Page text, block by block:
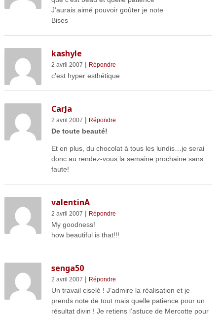
J’aurais aimé pouvoir goûter je note
Bises
kashyle
2 avril 2007 | Répondre
c’est hyper esthétique
CarJa
2 avril 2007 | Répondre
De toute beauté!
Et en plus, du chocolat à tous les lundis…je serai
donc au rendez-vous la semaine prochaine sans
faute!
valentinA
2 avril 2007 | Répondre
My goodness!
how beautiful is that!!!
senga50
2 avril 2007 | Répondre
Un travail ciselé ! J’admire la réalisation et je
prends note de tout mais quelle patience pour un
résultat divin ! Je retiens l’astuce de Mercotte pour